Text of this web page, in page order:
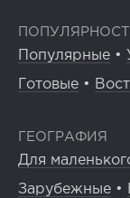
Популярные •
Готовые •
ГЕОГРАФИЯ
Для
Зарубежные •